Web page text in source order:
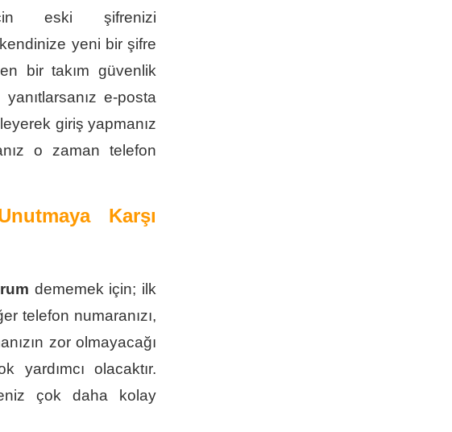
eski şifrenizi
yeni bir şifre
bir takım güvenlik
e-posta
giriş yapmanız
o zaman telefon
Karşı
dememek için; ilk
telefon numaranızı,
zor olmayacağı
olacaktır.
çok daha kolay